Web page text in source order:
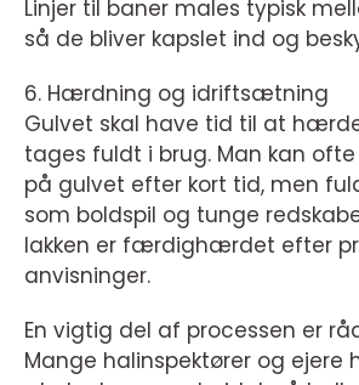
Linjer til baner males typisk
så de bliver kapslet ind og
6. Hærdning og idriftsætning
Gulvet skal have tid til at
tages fuldt i brug. Man kan
på gulvet efter kort tid, men
som boldspil og tunge
lakken er færdighærdet efter
anvisninger.
En vigtig del af processen er
Mange halinspektører og ejere